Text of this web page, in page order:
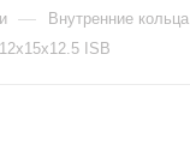
— Внутренние кольца
ISB